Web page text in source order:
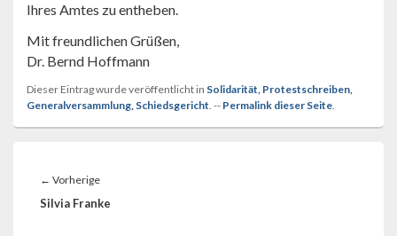
Ihres Amtes zu entheben.
Mit freundlichen Grüßen,
Dr. Bernd Hoffmann
Dieser Eintrag wurde veröffentlicht in Solidarität, Protestschreiben,
Generalversammlung, Schiedsgericht. -- Permalink dieser Seite.
← VorherigeVorheriger
Beitrag:
Silvia Franke